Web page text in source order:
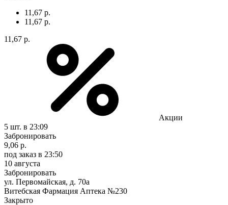
11,67 р.
11,67 р.
11,67 р.
Акции
5 шт. в 23:09
Забронировать
9,06 р.
под заказ в 23:50
10 августа
Забронировать
ул. Первомайская, д. 70а
Витебская Фармация Аптека №230
Закрыто